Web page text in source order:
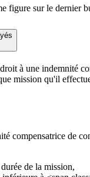
figure sur le dernier
à une indemnité
mission qu'il
compensatrice de
de la mission,